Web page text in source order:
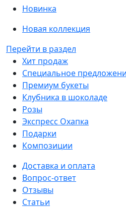
Новинка
Новая коллекция
Перейти в раздел
Хит продаж
Специальное
Премиум букеты
Клубника в шоколаде
Розы
Экспресс Охапка
Подарки
Композиции
Доставка и оплата
Вопрос-ответ
Отзывы
Статьи